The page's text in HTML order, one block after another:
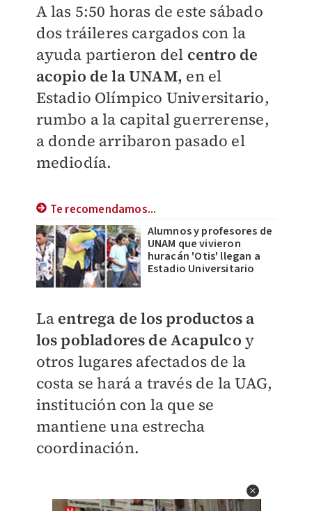
A las 5:50 horas de este sábado
dos tráileres cargados con la
ayuda partieron del centro de
acopio de la UNAM, en el
Estadio Olímpico Universitario,
rumbo a la capital guerrerense,
a donde arribaron pasado el
mediodía.
Te recomendamos...
Alumnos y profesores de
UNAM que vivieron
huracán 'Otis' llegan a
Estadio Universitario
La entrega de los productos a
los pobladores de Acapulco y
otros lugares afectados de la
costa se hará a través de la UAG,
institución con la que se
mantiene una estrecha
coordinación.